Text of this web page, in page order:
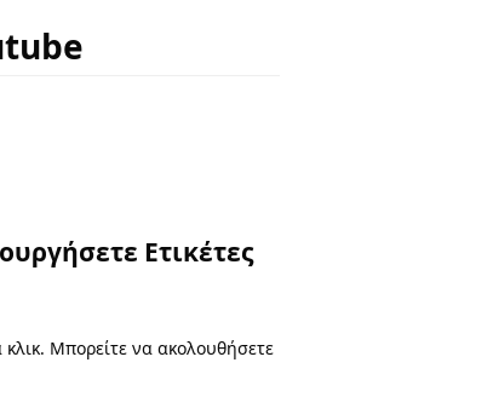
Ετικέτες
Μπορείτε να ακολουθήσετε